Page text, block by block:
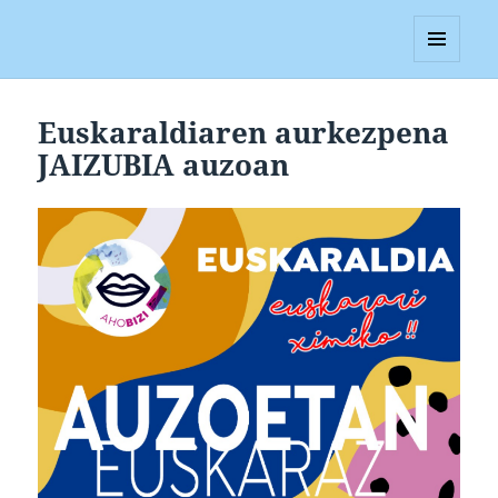
Euskaraldiaren aurkezpena
JAIZUBIA auzoan